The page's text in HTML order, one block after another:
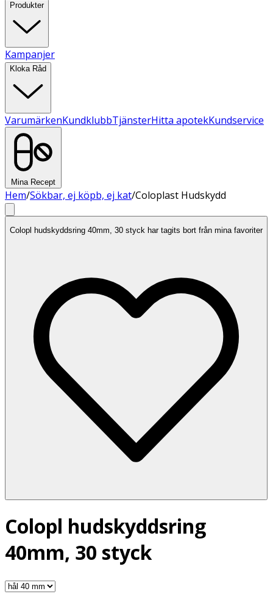
Produkter
Kampanjer
Kloka Råd
VarumärkenKundklubbTjänsterHitta apotekKundservice
Mina Recept
Hem/Sökbar, ej köpb, ej kat/Coloplast Hudskydd
Colopl hudskyddsring 40mm, 30 styck har tagits bort från mina favoriter
Colopl hudskyddsring
40mm, 30 styck